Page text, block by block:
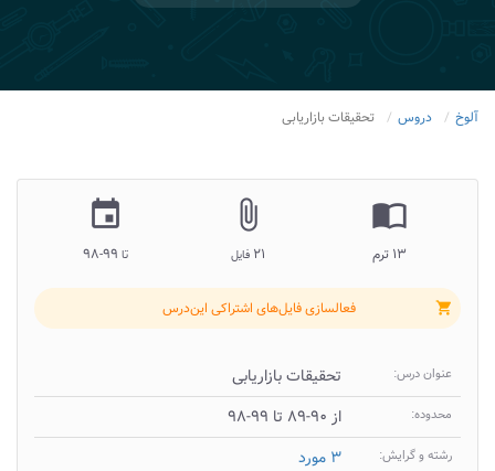
آلوخ دروس تحقیقات بازاریابی
import_contacts
۱۳ ترم
attach_file
۲۱ فایل
insert_invitation
تا
shopping_cart فعالسازی فایل‌های اشتراکی این‌درس
عنوان درس: تحقیقات بازاریابی
محدوده: از ۹۰-۸۹ تا ۹۹-۹۸
رشته و گرایش: ۳ مورد